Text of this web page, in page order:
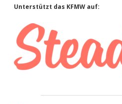
Sidebar
Unterstützt das KFMW auf: